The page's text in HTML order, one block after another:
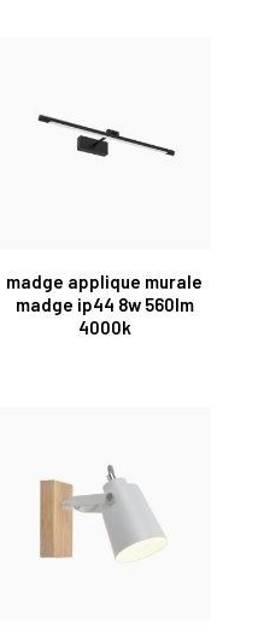
madge applique murale
madge ip44 8w 560lm
4000k